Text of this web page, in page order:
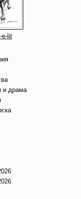
e-lit
и драма